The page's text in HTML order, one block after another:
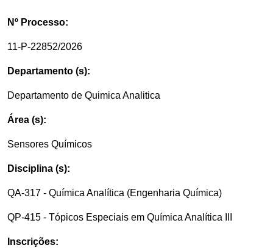
Nº Processo:
11-P-22852/2026
Departamento (s):
Departamento de Quimica Analitica
Área (s):
Sensores Químicos
Disciplina (s):
QA-317 - Química Analítica (Engenharia Química)
QP-415 - Tópicos Especiais em Química Analítica III
Inscrições: